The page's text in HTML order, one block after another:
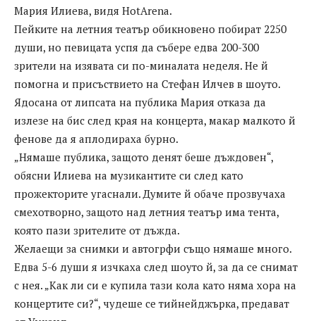
Мария Илиева, видя HotArena.
Пейките на летния театър обикновено побират 2250
души, но певицата успя да събере едва 200-300
зрители на изявата си по-миналата неделя. Не й
помогна и присъствието на Стефан Илчев в шоуто.
Ядосана от липсата на публика Мария отказа да
излезе на бис след края на концерта, макар малкото й
фенове да я аплодираха бурно.
„Нямаше публика, защото денят беше дъждовен“,
обясни Илиева на музикантите си след като
прожекторите угаснали. Думите й обаче прозвучаха
смехотворно, защото над летния театър има тента,
която пази зрителите от дъжда.
Желаещи за снимки и автогрфи също нямаше много.
Едва 5-6 души я изчкаха след шоуто й, за да се снимат
с нея. „Как ли си е купила тази кола като няма хора на
концертите си?“, чудеше се тийнейджърка, предават